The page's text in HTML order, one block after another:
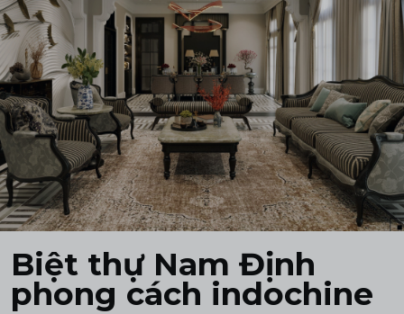
Biệt thự Nam Định
phong cách indochine